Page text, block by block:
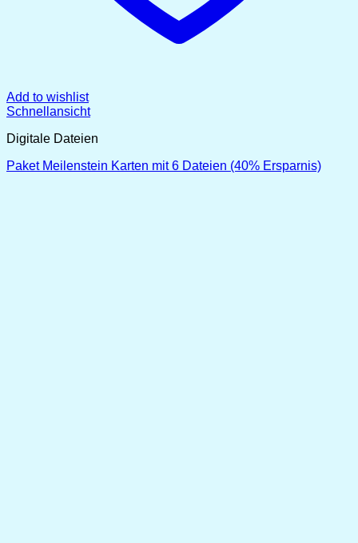
Add to wishlist
Schnellansicht
Digitale Dateien
Paket Meilenstein Karten mit 6 Dateien (40% Ersparnis)